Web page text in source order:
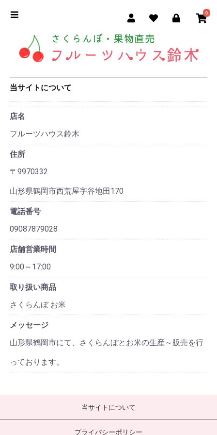
0
当サイトについて
店名
フルーツハウス鈴木
住所
〒9970332
山形県鶴岡市西荒屋字谷地田170
電話番号
09087879028
店舗営業時間
9:00～17:00
取り扱い商品
さくらんぼ お米
メッセージ
山形県鶴岡市にて、さくらんぼとお米の生産～販売を行
っております。
当サイトについて
プライバシーポリシー